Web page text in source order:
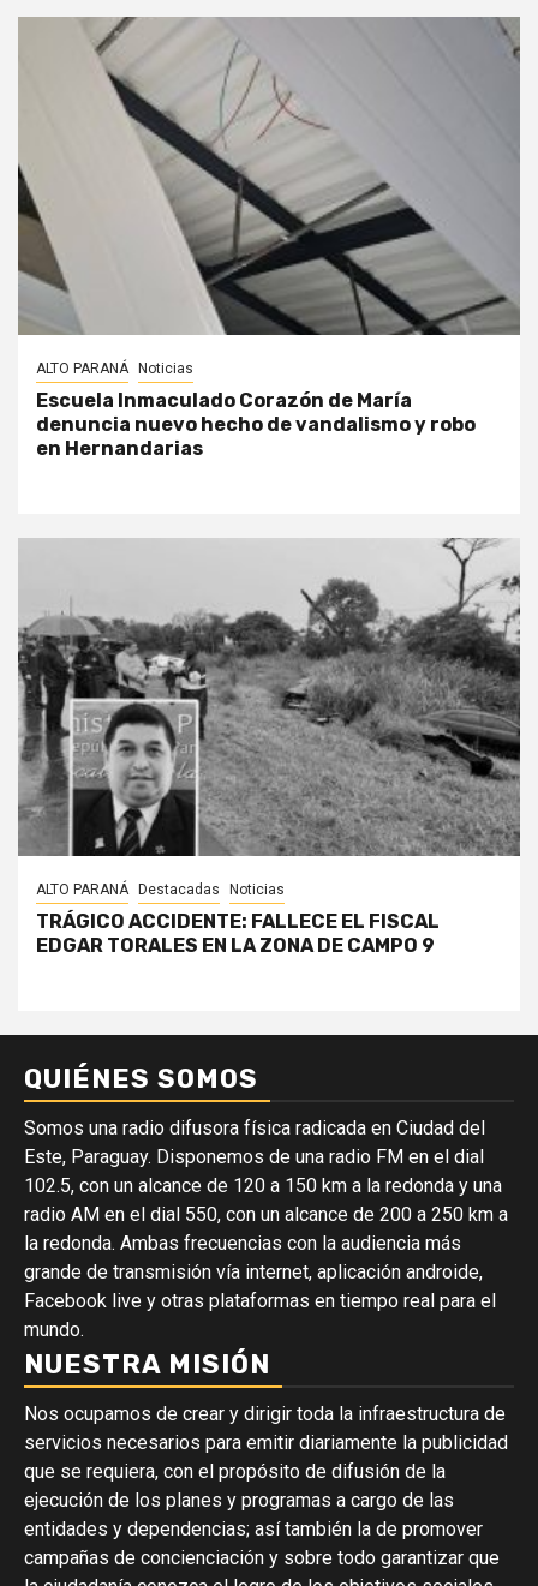
ALTO PARANÁ Noticias
Escuela Inmaculado Corazón de María
denuncia nuevo hecho de vandalismo y robo
en Hernandarias
ALTO PARANÁ Destacadas Noticias
TRÁGICO ACCIDENTE: FALLECE EL FISCAL
EDGAR TORALES EN LA ZONA DE CAMPO 9
QUIÉNES SOMOS
Somos una radio difusora física radicada en Ciudad del
Este, Paraguay. Disponemos de una radio FM en el dial
102.5, con un alcance de 120 a 150 km a la redonda y una
radio AM en el dial 550, con un alcance de 200 a 250 km a
la redonda. Ambas frecuencias con la audiencia más
grande de transmisión vía internet, aplicación androide,
Facebook live y otras plataformas en tiempo real para el
mundo.
NUESTRA MISIÓN
Nos ocupamos de crear y dirigir toda la infraestructura de
servicios necesarios para emitir diariamente la publicidad
que se requiera, con el propósito de difusión de la
ejecución de los planes y programas a cargo de las
entidades y dependencias; así también la de promover
campañas de concienciación y sobre todo garantizar que